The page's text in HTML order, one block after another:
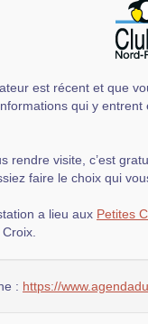
est récent et que
qui y
rendre visite, c’est
faire le choix qui
a lieu aux Petites
: https://